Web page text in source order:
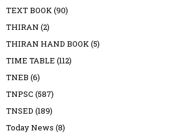
TEXT BOOK(90)
THIRAN (2)
THIRAN HAND BOOK(5)
TIME TABLE (112)
TNEB (6)
TNPSC (587)
TNSED (189)
Today News (8)